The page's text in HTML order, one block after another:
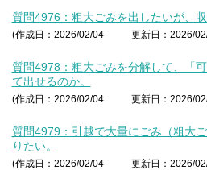
質問4976：粗大ごみを出したいが、
(作成日：2026/02/04 更新日：2026/
質問4978：粗大ごみを分解して、「
て出せるのか。
(作成日：2026/02/04 更新日：2026/
質問4979：引越で大量にごみ（粗大
りたい。
(作成日：2026/02/04 更新日：2026/